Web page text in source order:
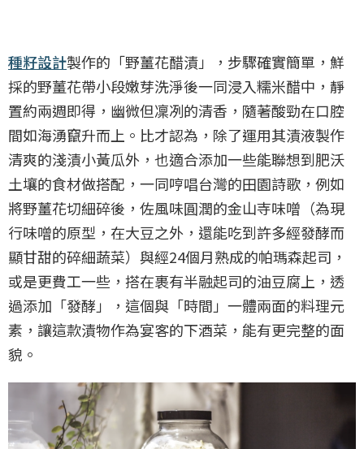
種籽設計製作的「野薑花醋漬」，步驟確實簡單，鮮
採的野薑花帶小段嫩芽洗淨後一同浸入糯米醋中，靜
置約兩週即得，幽微但凜冽的清香，隨著酸勁在口腔
間如海湧竄升而上。比才認為，除了運用其漬液製作
清爽的淺漬小黃瓜外，也適合添加一些能聯想到肥沃
土壤的食材做搭配，一同哼唱台灣的田園詩歌，例如
將野薑花切細碎後，佐風味圓潤的金山寺味噌（為現
行味噌的原型，在大豆之外，還能吃到許多經發酵而
顯甘甜的碎細蔬菜）與經24個月熟成的帕瑪森起司，
或是更費工一些，搭在裹有半融起司的油豆腐上，透
過添加「發酵」，這個與「時間」一體兩面的料理元
素，讓這款漬物作為宴客的下酒菜，能有更完整的面
貌。